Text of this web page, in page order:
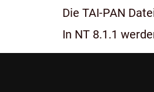
Die TAI-PAN
In NT 8.1.1